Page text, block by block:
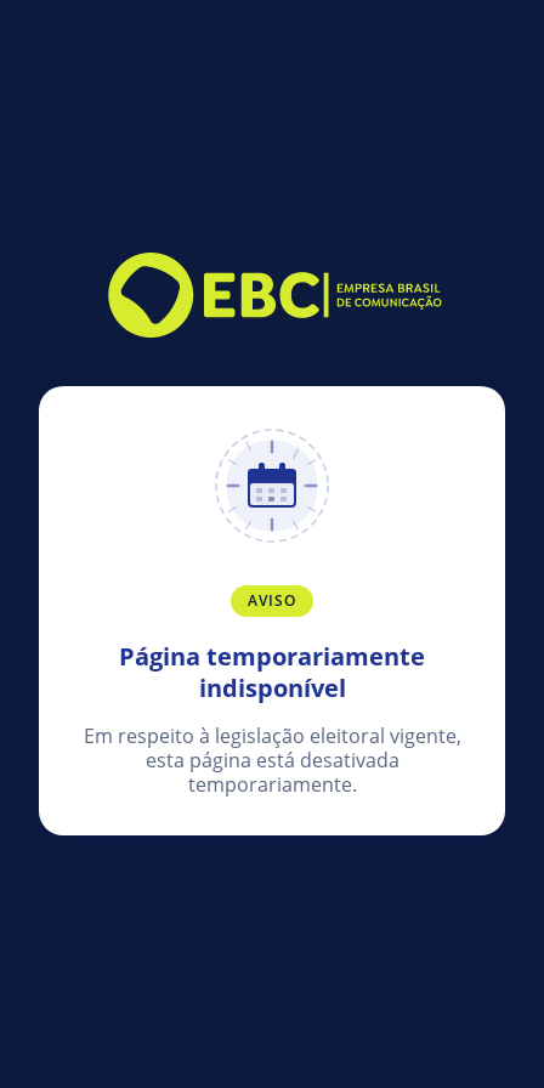
AVISO
Página temporariamente
indisponível
Em respeito à legislação eleitoral vigente,
esta página está desativada
temporariamente.